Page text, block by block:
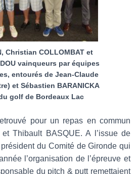
Christian COLLOMBAT et
vainqueurs par équipes
entourés de Jean-Claude
et Sébastien BARANICKA
golf de Bordeaux Lac
pour un repas en commun
Thibault BASQUE. A l’issue de
du Comité de Gironde qui
l’organisation de l’épreuve et
du pitch & putt remettaient